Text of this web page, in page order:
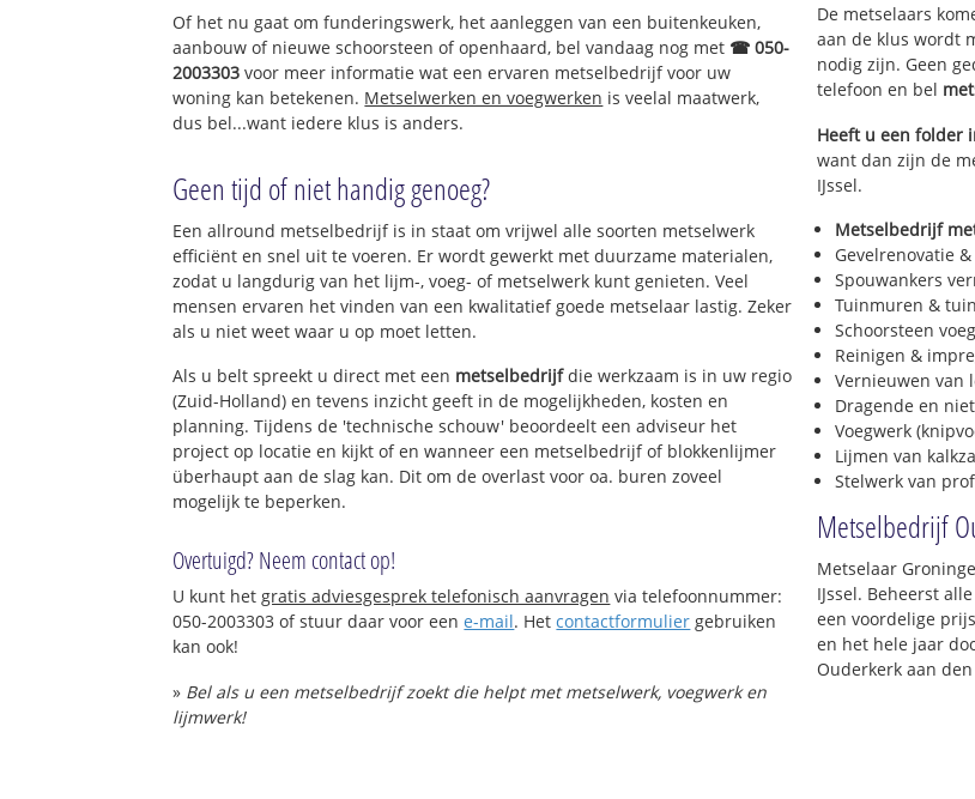
Of het nu gaat om funderingswerk, het aanleggen van een buitenkeuken,
aanbouw of nieuwe schoorsteen of openhaard, bel vandaag nog met ☎ 050-
2003303 voor meer informatie wat een ervaren metselbedrijf voor uw
woning kan betekenen. Metselwerken en voegwerken is veelal maatwerk,
dus bel...want iedere klus is anders.
Geen tijd of niet handig genoeg?
Een allround metselbedrijf is in staat om vrijwel alle soorten metselwerk
efficiënt en snel uit te voeren. Er wordt gewerkt met duurzame materialen,
zodat u langdurig van het lijm-, voeg- of metselwerk kunt genieten. Veel
mensen ervaren het vinden van een kwalitatief goede metselaar lastig. Zeker
als u niet weet waar u op moet letten.
Als u belt spreekt u direct met een metselbedrijfdie werkzaam is in uw regio
(Zuid-Holland) en tevens inzicht geeft in de mogelijkheden, kosten en
planning. Tijdens de 'technische schouw' beoordeelt een adviseur het
project op locatie en kijkt of en wanneer een metselbedrijf of blokkenlijmer
überhaupt aan de slag kan. Dit om de overlast voor oa. buren zoveel
mogelijk te beperken.
Overtuigd? Neem contact op!
U kunt hetgratis adviesgesprek telefonisch aanvragen via telefoonnummer:
050-2003303 of stuur daar voor eene-mail. Hetcontactformulier gebruiken
kan ook!
» Bel als u een metselbedrijf zoekt die helpt met metselwerk, voegwerk en
lijmwerk!
De metselaars
aan de klus wordt
nodig zijn. Geen
telefoon en bel
Heeft u een folder
want dan zijn de
IJssel.
Metselbedrijf
Gevelrenovatie
Spouwankers
Tuinmuren &
Schoorsteen
Reinigen &
Vernieuwen van
Dragende en
Voegwerk
Lijmen van
Stelwerk van
Metselbedrijf
Metselaar
IJssel. Beheerst
een voordelige
en het hele jaar
Ouderkerk aan